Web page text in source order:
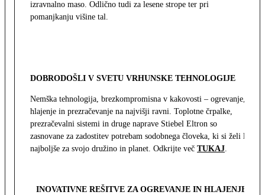
izravnalno maso. Odlično tudi za lesene strope ter pri
pomanjkanju višine tal.
DOBRODOŠLI V SVETU VRHUNSKE TEHNOLOGIJE
Nemška tehnologija, brezkompromisna v kakovosti – ogrevanje,
hlajenje in prezračevanje na najvišji ravni. Toplotne črpalke,
prezračevalni sistemi in druge naprave Stiebel Eltron so
zasnovane za zadostitev potrebam sodobnega človeka, ki si želi le
najboljše za svojo družino in planet. Odkrijte več TUKAJ.
INOVATIVNE REŠITVE ZA OGREVANJE IN HLAJENJE